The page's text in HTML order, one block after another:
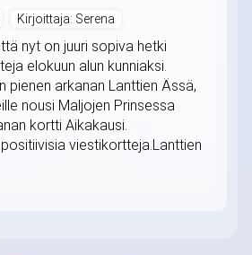
Kirjoittaja: Serena
nyt on juuri sopiva hetki
elokuun alun kunniaksi.
pienen arkanan Lanttien Ässä,
nousi Maljojen Prinsessa
kortti Aikakausi.
viestikortteja.Lanttien